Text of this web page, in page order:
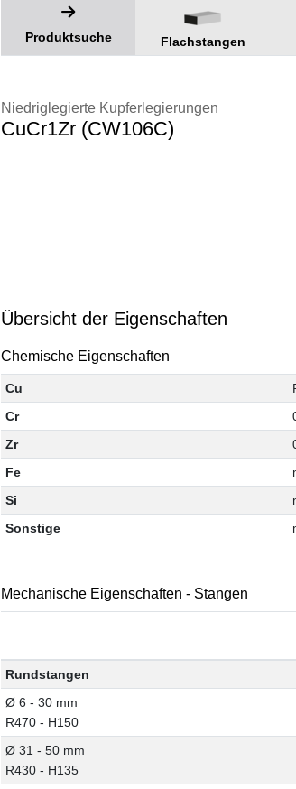
Produktsuche Flachstangen
Niedriglegierte Kupferlegierungen
CuCr1Zr (CW106C)
Übersicht der Eigenschaften
Chemische Eigenschaften
Cu
Cr
Zr
Fe
Si
Sonstige
Mechanische Eigenschaften - Stangen
Rundstangen
Ø 6 - 30 mm
R470 - H150
Ø 31 - 50 mm
R430 - H135